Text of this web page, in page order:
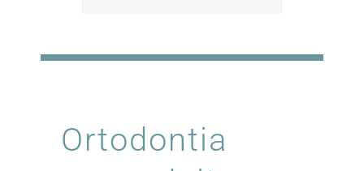
Ortodontia